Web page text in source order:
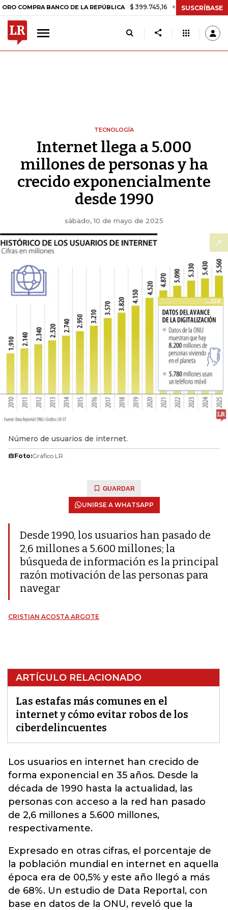
BANCO DE LA REPÚBLICA $ 399.745,16 +$ 2.295,71 +0,58%
SUSCRÍBASE
TECNOLOGÍA
Internet llega a 5.000
millones de personas y ha
crecido exponencialmente
desde 1990
sábado, 10 de mayo de 2025
Número de usuarios de internet.
Foto:Gráfico LR.
GUARDAR
UNIRSE A WHATSAPP
Desde 1990, los usuarios han pasado de
2,6 millones a 5.600 millones; la
búsqueda de información es la principal
razón motivación de las personas para
navegar
CRISTIAN ACOSTA ARGOTE
ARTÍCULO RELACIONADO
Las estafas más comunes en el
internet y cómo evitar robos de los
ciberdelincuentes
Los usuarios en internet han crecido de
forma exponencial en 35 años. Desde la
década de 1990 hasta la actualidad, las
personas con acceso a la red han pasado
de 2,6 millones a 5.600 millones,
respectivamente.
Expresado en otras cifras, el porcentaje de
la población mundial en internet en aquella
época era de 00,5% y este año llegó a más
de 68%. Un estudio de Data Reportal, con
base en datos de la ONU, reveló que la